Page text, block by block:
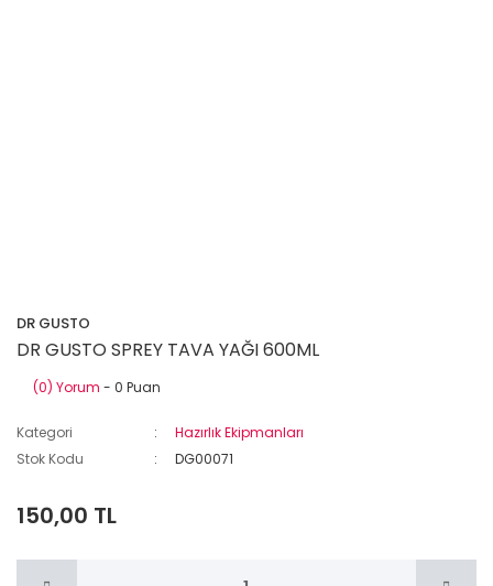
DR GUSTO
DR GUSTO SPREY TAVA YAĞI 600ML
(0) Yorum - 0 Puan
Kategori
Hazırlık Ekipmanları
Stok Kodu
DG00071
150,00 TL